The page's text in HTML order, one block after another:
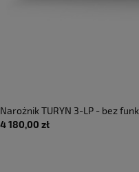
Narożnik TURYN 3-LP - bez
4 180,00 zł